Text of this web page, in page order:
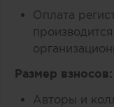
Оплата
Размер взносов:
Авторы и